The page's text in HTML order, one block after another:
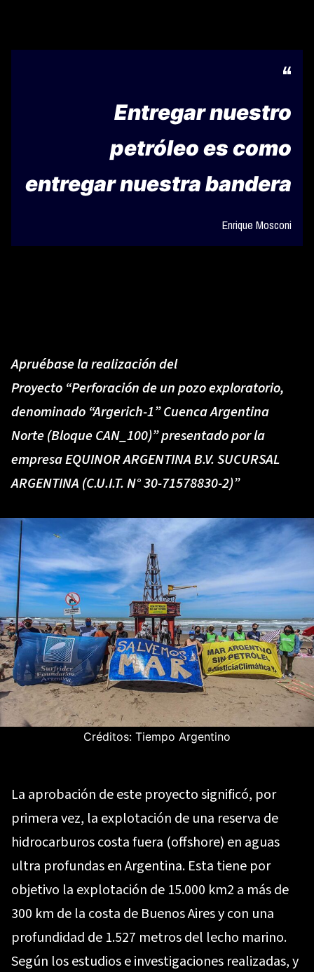
Entregar nuestro
petróleo es como
entregar nuestra bandera
Enrique Mosconi
Apruébasela realización del
Proyecto “Perforación de un pozo exploratorio,
denominado “Argerich-1” Cuenca Argentina
Norte (Bloque CAN_100)” presentado por la
empresa EQUINOR ARGENTINA B.V. SUCURSAL
ARGENTINA (C.U.I.T. N° 30-71578830-2)”
Créditos: Tiempo Argentino
La aprobación de este proyecto significó, por
primera vez, la explotación de una reserva de
hidrocarburos costa fuera (offshore) en aguas
ultra profundas en Argentina. Esta tiene por
objetivo la explotación de 15.000 km2 a más de
300 km de la costa de Buenos Aires y con una
profundidad de 1.527 metros del lecho marino.
Según los estudios e investigaciones realizadas, y